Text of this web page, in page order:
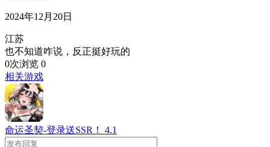
2024年12月20日
江苏
也不知道咋说，反正挺好玩的
0次浏览 0
相关游戏
命运圣契-登录送SSR！ 4.1